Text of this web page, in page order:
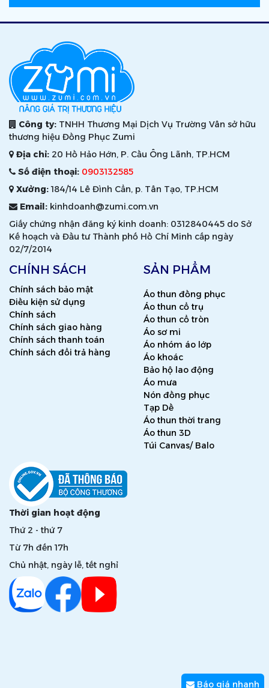
Công ty: TNHH Thương Mại Dịch Vụ Trường Vân sở hữu
thương hiệu Đồng Phục Zumi
Địa chỉ: 20 Hồ Hảo Hớn, P. Cầu Ông Lãnh, TP.HCM
Số điện thoại: 0903132585
Xưởng:184/14 Lê Đình Cẩn, p. Tân Tạo, TP.HCM
Email: kinhdoanh@zumi.com.vn
Giấy chứng nhận đăng ký kinh doanh: 0312840445 do Sở
Kế hoạch và Đầu tư Thành phố Hồ Chí Minh cấp ngày
02/7/2014
CHÍNH SÁCH
Chính sách bảo mật
Điều kiện sử dụng
Chính sách
Chính sách giao hàng
Chính sách thanh toán
Chính sách đổi trả hàng
SẢN PHẨM
Áo thun đồng phục
Áo thun cổ trụ
Áo thun cổ tròn
Áo sơ mi
Áo nhóm áo lớp
Áo khoác
Bảo hộ lao động
Áo mưa
Nón đồng phục
Tạp Dề
Áo thun thời trang
Áo thun 3D
Túi Canvas/ Balo
Thời gian hoạt động
Thứ 2 - thứ 7
Từ 7h đến 17h
Chủ nhật, ngày lễ, tết nghỉ
Báo giá nhanh